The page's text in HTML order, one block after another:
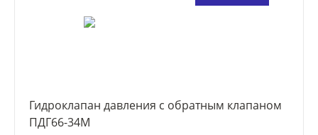
Гидроклапан давления с обратным клапаном
ПДГ66-34М